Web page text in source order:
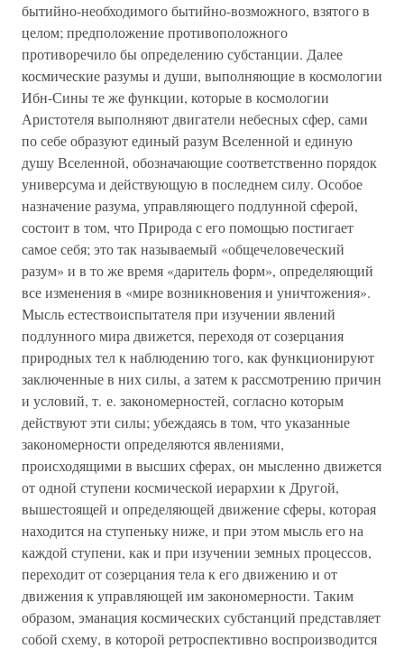
бытийно-необходимого бытийно-возможного, взятого в
целом; предположение противоположного
противоречило бы определению субстанции. Далее
космические разумы и души, выполняющие в космологии
Ибн-Сины те же функции, которые в космологии
Аристотеля выполняют двигатели небесных сфер, сами
по себе образуют единый разум Вселенной и единую
душу Вселенной, обозначающие соответственно порядок
универсума и действующую в последнем силу. Особое
назначение разума, управляющего подлунной сферой,
состоит в том, что Природа с его помощью постигает
самое себя; это так называемый «общечеловеческий
разум» и в то же время «даритель форм», определяющий
все изменения в «мире возникновения и уничтожения».
Мысль естествоиспытателя при изучении явлений
подлунного мира движется, переходя от созерцания
природных тел к наблюдению того, как функционируют
заключенные в них силы, а затем к рассмотрению причин
и условий, т. е. закономерностей, согласно которым
действуют эти силы; убеждаясь в том, что указанные
закономерности определяются явлениями,
происходящими в высших сферах, он мысленно движется
от одной ступени космической иерархии к Другой,
вышестоящей и определяющей движение сферы, которая
находится на ступеньку ниже, и при этом мысль его на
каждой ступени, как и при изучении земных процессов,
переходит от созерцания тела к его движению и от
движения к управляющей им закономерности. Таким
образом, эманация космических субстанций представляет
собой схему, в которой ретроспективно воспроизводится